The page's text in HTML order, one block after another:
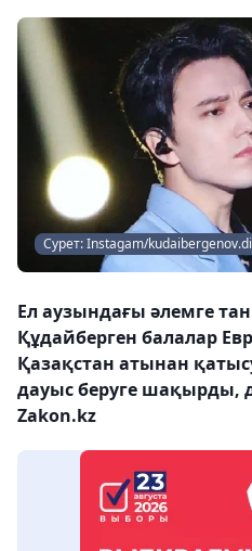
Сурет: Instagam/
Ел аузындағы әлемге
Құдайберген балалар
Қазақстан атынан
дауыс беруге шақырды,
Zakon.kz